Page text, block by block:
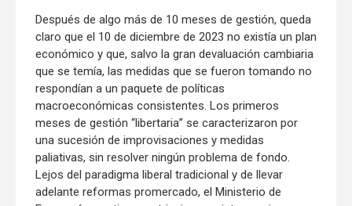
Después de algo más de 10 meses de gestión, queda
claro que el 10 de diciembre de 2023 no existía un plan
económico y que, salvo la gran devaluación cambiaria
que se temía, las medidas que se fueron tomando no
respondían a un paquete de políticas
macroeconómicas consistentes. Los primeros
meses de gestión “libertaria” se caracterizaron por
una sucesión de improvisaciones y medidas
paliativas, sin resolver ningún problema de fondo.
Lejos del paradigma liberal tradicional y de llevar
adelante reformas promercado, el Ministerio de